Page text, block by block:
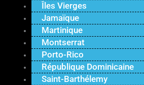
Îles Vierges
Jamaïque
Martinique
Montserrat
Porto-Rico
République Dominicaine
Saint-Barthélemy